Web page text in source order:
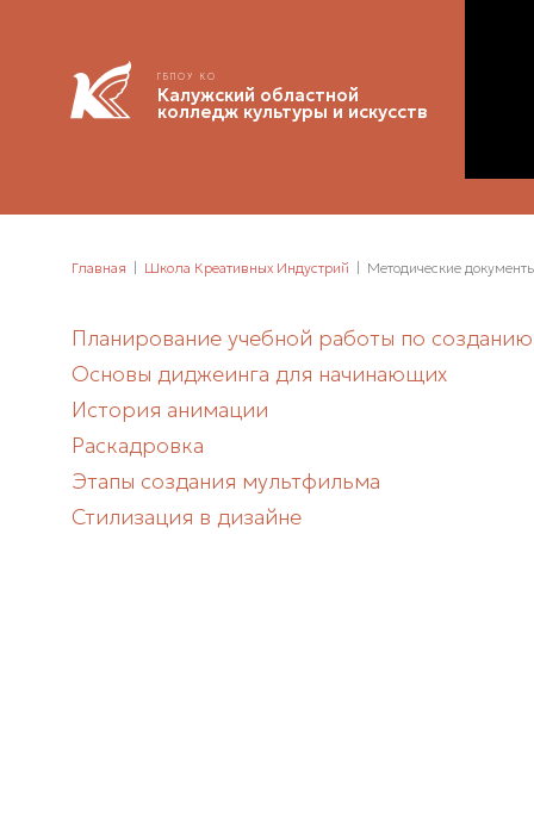
ГБПОУ КО
Калужский областной
колледж культуры и искусств
Главная Школа Креативных Индустрий Методические
Планирование учебной работы по
Основы диджеинга для начинающих
История анимации
Раскадровка
Этапы создания мультфильма
Стилизация в дизайне